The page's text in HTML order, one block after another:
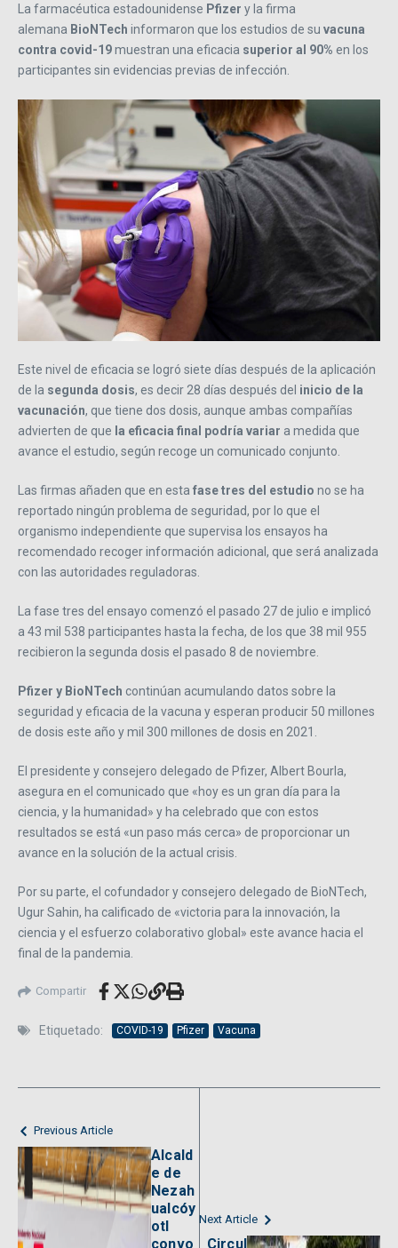
La farmacéutica estadounidense Pfizer y la firma
alemana BioNTech informaron que los estudios de su vacuna
contra covid-19muestran una eficacia superior al 90% en los
participantes sin evidencias previas de infección.
Este nivel de eficacia se logró siete días después de la aplicación
de la segunda dosis, es decir 28 días después del inicio de la
vacunación, que tiene dos dosis, aunque ambas compañías
advierten de que la eficacia final podría variar a medida que
avance el estudio, según recoge un comunicado conjunto.
Las firmas añaden que en esta fase tres del estudio no se ha
reportado ningún problema de seguridad, por lo que el
organismo independiente que supervisa los ensayos ha
recomendado recoger información adicional, que será analizada
con las autoridades reguladoras.
La fase tres del ensayo comenzó el pasado 27 de julio e implicó
a 43 mil 538 participantes hasta la fecha, de los que 38 mil 955
recibieron la segunda dosis el pasado 8 de noviembre.
Pfizer y BioNTech continúan acumulando datos sobre la
seguridad y eficacia de la vacuna y esperan producir 50 millones
de dosis este año y mil 300 millones de dosis en 2021.
El presidente y consejero delegado de Pfizer, Albert Bourla,
asegura en el comunicado que «hoy es un gran día para la
ciencia, y la humanidad» y ha celebrado que con estos
resultados se está «un paso más cerca» de proporcionar un
avance en la solución de la actual crisis.
Por su parte, el cofundador y consejero delegado de BioNTech,
Ugur Sahin, ha calificado de «victoria para la innovación, la
ciencia y el esfuerzo colaborativo global» este avance hacia el
final de la pandemia.
Compartir
Etiquetado: COVID-19 Pfizer Vacuna
Previous Article
Alcald
e de
Nezah
ualcóy
otl
convo
Next Article
Circul